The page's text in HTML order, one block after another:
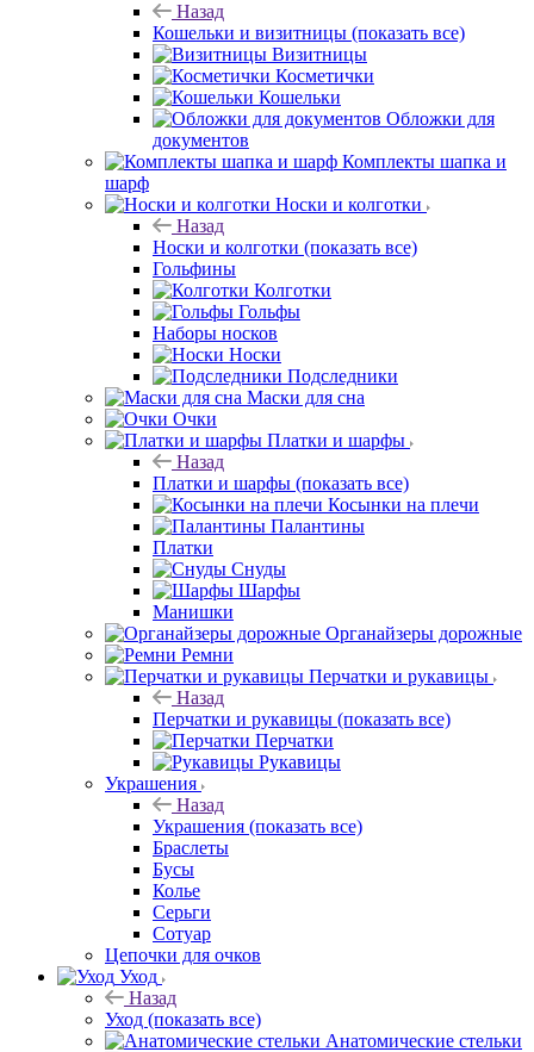
Назад
Кошельки и визитницы (показать все)
Визитницы
Косметички
Кошельки
Обложки для
документов
Комплекты шапка и
шарф
Носки и колготки
Назад
Носки и колготки (показать все)
Гольфины
Колготки
Гольфы
Наборы носков
Носки
Подследники
Маски для сна
Очки
Платки и шарфы
Назад
Платки и шарфы (показать все)
Косынки на плечи
Палантины
Платки
Снуды
Шарфы
Манишки
Органайзеры дорожные
Ремни
Перчатки и рукавицы
Назад
Перчатки и рукавицы (показать все)
Перчатки
Рукавицы
Украшения
Назад
Украшения (показать все)
Браслеты
Бусы
Колье
Серьги
Сотуар
Цепочки для очков
Уход
Назад
Уход (показать все)
Анатомические стельки